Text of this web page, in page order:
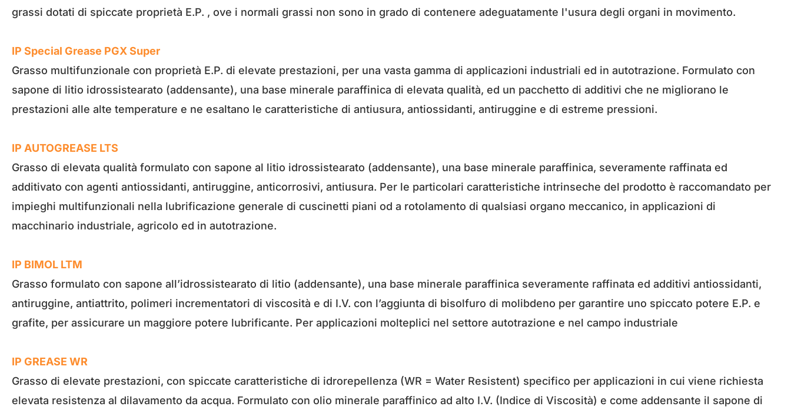
grassi dotati di spiccate proprietà E.P. , ove i normali grassi non sono in grado di contenere adeguatamente l'usura degli organi in movimento.
IP Special Grease PGX Super
Grasso multifunzionale con proprietà E.P. di elevate prestazioni, per una vasta gamma di applicazioni industriali ed in autotrazione. Formulato con
sapone di litio idrossistearato (addensante), una base minerale paraffinica di elevata qualità, ed un pacchetto di additivi che ne migliorano le
prestazioni alle alte temperature e ne esaltano le caratteristiche di antiusura, antiossidanti, antiruggine e di estreme pressioni.
IP AUTOGREASE LTS
Grasso di elevata qualità formulato con sapone al litio idrossistearato (addensante), una base minerale paraffinica, severamente raffinata ed
additivato con agenti antiossidanti, antiruggine, anticorrosivi, antiusura. Per le particolari caratteristiche intrinseche del prodotto è raccomandato per
impieghi multifunzionali nella lubrificazione generale di cuscinetti piani od a rotolamento di qualsiasi organo meccanico, in applicazioni di
macchinario industriale, agricolo ed in autotrazione.
IP BIMOL LTM
Grasso formulato con sapone all’idrossistearato di litio (addensante), una base minerale paraffinica severamente raffinata ed additivi antiossidanti,
antiruggine, antiattrito, polimeri incrementatori di viscosità e di I.V. con l’aggiunta di bisolfuro di molibdeno per garantire uno spiccato potere E.P. e
grafite, per assicurare un maggiore potere lubrificante. Per applicazioni molteplici nel settore autotrazione e nel campo industriale
IP GREASE WR
Grasso di elevate prestazioni, con spiccate caratteristiche di idrorepellenza (WR = Water Resistent) specifico per applicazioni in cui viene richiesta
elevata resistenza al dilavamento da acqua. Formulato con olio minerale paraffinico ad alto I.V. (Indice di Viscosità) e come addensante il sapone di